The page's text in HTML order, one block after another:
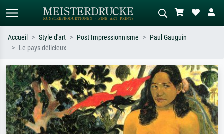
Recherchez par artiste, titre ou style –
ex. Monet, Nuit étoilée,
impressionnisme, vague de Hokusai,
nu.
Décrivez la scène – ex. prairie verte,
abstrait avec beaucoup de rouge,
tableau sombre, nu debout près d'un
arbre.
Accueil Style d'art Post Impressionnisme
Paul Gauguin
Le pays délicieux